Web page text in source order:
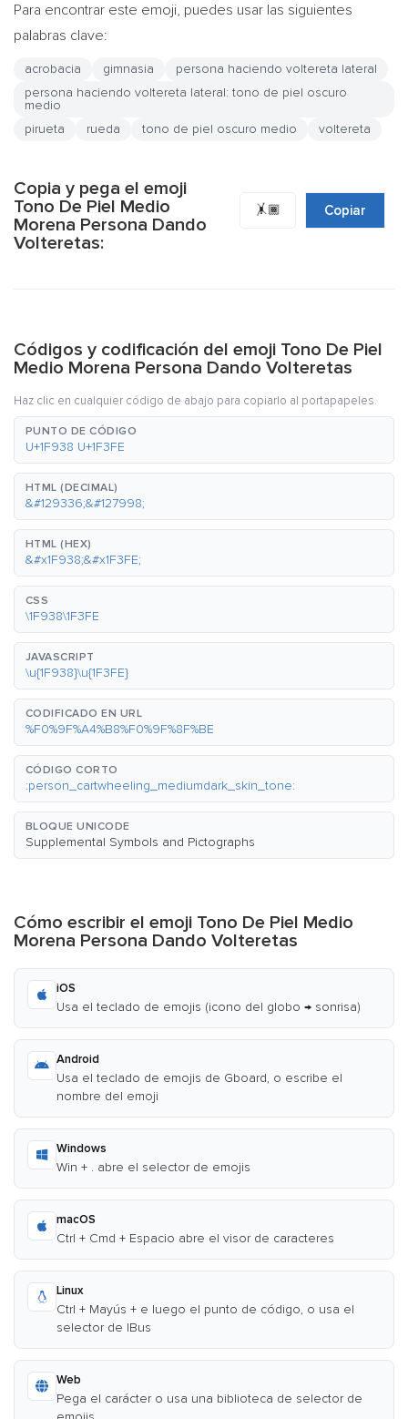
Para encontrar este emoji, puedes usar las siguientes
palabras clave:
acrobacia gimnasia
persona haciendo voltereta lateral
persona haciendo voltereta lateral: tono de piel oscuro
medio
pirueta
rueda tono de piel oscuro medio voltereta
Copia y pega el emoji
Tono De Piel Medio
Morena Persona Dando
Volteretas:
🤸🏾 Copiar
Códigos y codificación del emoji Tono De Piel
Medio Morena Persona Dando Volteretas
Haz clic en cualquier código de abajo para copiarlo al portapapeles.
PUNTO DE CÓDIGO
U+1F938 U+1F3FE
HTML (DECIMAL)
&#129336;&#127998;
HTML (HEX)
&#x1F938;&#x1F3FE;
CSS
\1F938\1F3FE
JAVASCRIPT
\u{1F938}\u{1F3FE}
CODIFICADO EN URL
%F0%9F%A4%B8%F0%9F%8F%BE
CÓDIGO CORTO
:person_cartwheeling_mediumdark_skin_tone:
BLOQUE UNICODE
Supplemental Symbols and Pictographs
Cómo escribir el emoji Tono De Piel Medio
Morena Persona Dando Volteretas
iOS
Usa el teclado de emojis (icono del globo → sonrisa)
Android
Usa el teclado de emojis de Gboard, o escribe el
nombre del emoji
Windows
Win + . abre el selector de emojis
macOS
Ctrl + Cmd + Espacio abre el visor de caracteres
Linux
Ctrl + Mayús + e luego el punto de código, o usa el
selector de IBus
Web
Pega el carácter o usa una biblioteca de selector de